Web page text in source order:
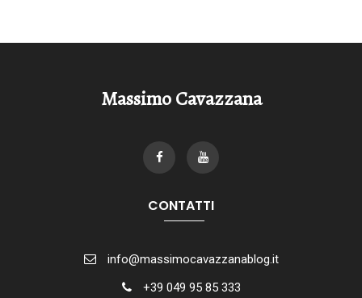
Massimo Cavazzana
CONTATTI
info@massimocavazzanablog.it
+39 049 95 85 333